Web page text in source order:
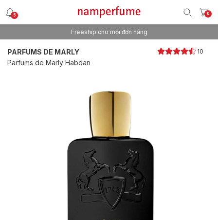
5 0
Freeship cho mọi đơn hàng
PARFUMS DE MARLY 10
Parfums de Marly Habdan